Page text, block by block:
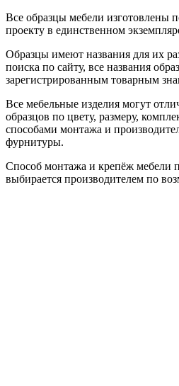
Все образцы мебели изготовлены
проекту в единственном
Образцы имеют названия для их
поиска по сайту, все названия
зарегистрированным товарным
Все мебельные изделия могут
образцов по цвету, размеру,
способами монтажа и
фурнитуры.
Способ монтажа и крепёж мебели
выбирается производителем по